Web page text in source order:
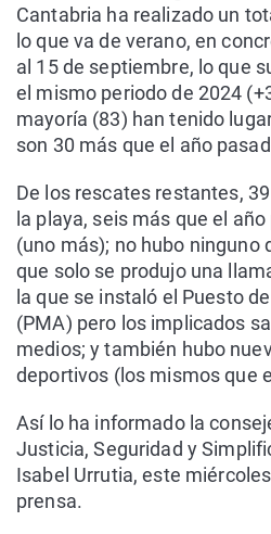
Cantabria ha realizado un
lo que va de verano, en
al 15 de septiembre, lo que
el mismo periodo de 2024
mayoría (83) han tenido
son 30 más que el año
De los rescates restantes,
la playa, seis más que el
(uno más); no hubo ninguno
que solo se produjo una
la que se instaló el Puesto
(PMA) pero los implicados
medios; y también hubo
deportivos (los mismos que
Así lo ha informado la
Justicia, Seguridad y
Isabel Urrutia, este
prensa.